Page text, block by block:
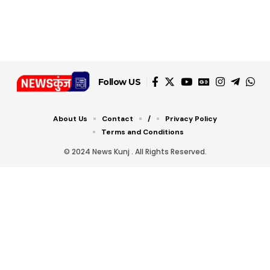
Follow US
© 2024 News Kunj . All Rights Reserved.
About Us Contact /
Privacy Policy
Terms and Conditions